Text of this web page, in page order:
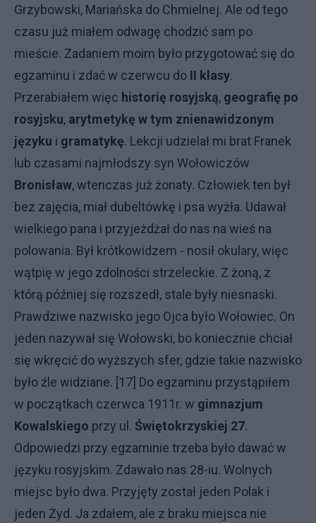
Grzybowski, Mariańska do Chmielnej. Ale od tego
czasu już miałem odwagę chodzić sam po
mieście. Zadaniem moim było przygotować się do
egzaminu i zdać w czerwcu do II klasy.
Przerabiałem więc historię rosyjską, geografię po
rosyjsku, arytmetykę w tym znienawidzonym
języku i gramatykę. Lekcji udzielał mi brat Franek
lub czasami najmłodszy syn Wołowiczów
Bronisław, wtenczas już żonaty. Człowiek ten był
bez zajęcia, miał dubeltówkę i psa wyżła. Udawał
wielkiego pana i przyjeżdżał do nas na wieś na
polowania. Był krótkowidzem - nosił okulary, więc
wątpię w jego zdolności strzeleckie. Z żoną, z
którą później się rozszedł, stale były niesnaski.
Prawdziwe nazwisko jego Ojca było Wołowiec. On
jeden nazywał się Wołowski, bo koniecznie chciał
się wkręcić do wyższych sfer, gdzie takie nazwisko
było źle widziane. [17] Do egzaminu przystąpiłem
w początkach czerwca 1911r. w gimnazjum
Kowalskiego przy ul. Świętokrzyskiej 27.
Odpowiedzi przy egzaminie trzeba było dawać w
języku rosyjskim. Zdawało nas 28-iu. Wolnych
miejsc było dwa. Przyjęty został jeden Polak i
jeden Żyd. Ja zdałem, ale z braku miejsca nie